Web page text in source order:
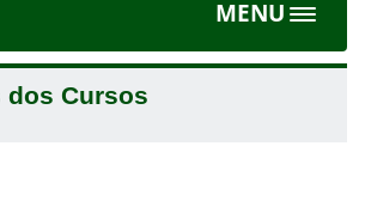
MENU
Toggle
Cursos